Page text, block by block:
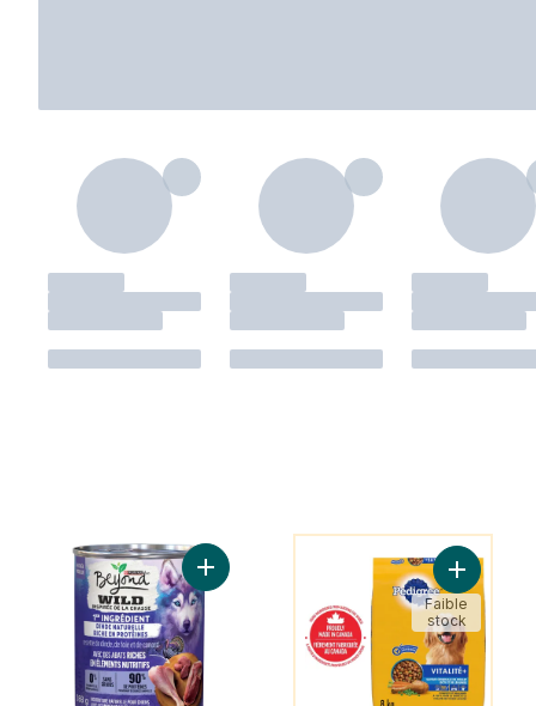
Ajouter Beyond wild recette de dinde,
Vous Pourriez Aussi Aimer
Ajouter
Faible
stock